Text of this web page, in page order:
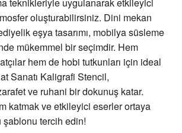
teknikleriyle uygulanarak etkileyici
oluşturabilirsiniz. Dini mekan
eşya tasarımı, mobilya süsleme
mükemmel bir seçimdir. Hem
hem de hobi tutkunları için ideal
Sanatı Kaligrafi Stencil,
ve ruhani bir dokunuş katar.
katmak ve etkileyici eserler ortaya
şablonu tercih edin!